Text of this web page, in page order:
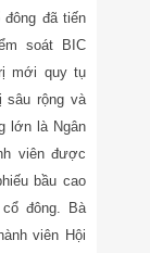
đã tiến
soát BIC
mới quy tụ
sâu rộng và
lớn là Ngân
viên được
bầu cao
đông. Bà
viên Hội